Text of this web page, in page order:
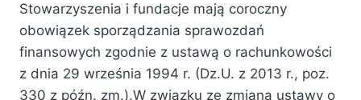
Stowarzyszenia i fundacje mają coroczny
obowiązek sporządzania sprawozdań
finansowych zgodnie z ustawą o rachunkowości
z dnia 29 września 1994 r. (Dz.U. z 2013 r., poz.
330 z późn. zm.).W związku ze zmianą ustawy o